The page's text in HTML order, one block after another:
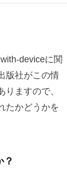
deviceに関
版社がこの情
ますので、
たかどうかを
？